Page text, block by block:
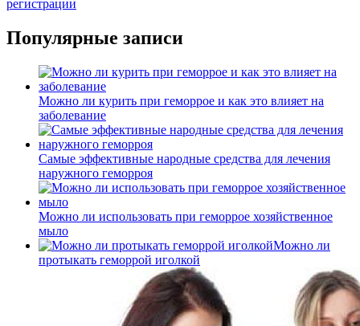
Популярные записи
Можно ли курить при геморрое и как это влияет на
заболевание
Самые эффективные народные средства для лечения
наружного геморроя
Можно ли использовать при геморрое хозяйственное
мыло
Можно ли
протыкать геморрой иголкой